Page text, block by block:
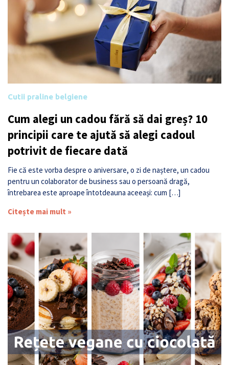
Cutii praline belgiene
Cum alegi un cadou fără să dai greș? 10
principii care te ajută să alegi cadoul
potrivit de fiecare dată
Fie că este vorba despre o aniversare, o zi de naștere, un cadou
pentru un colaborator de business sau o persoană dragă,
întrebarea este aproape întotdeauna aceeași: cum […]
Citește mai mult »